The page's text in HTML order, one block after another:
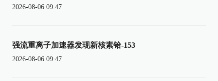
2026-08-06 09:47
强流重离子加速器发现新核素铪-153
2026-08-06 09:47